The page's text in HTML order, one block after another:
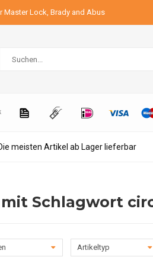
Master Lock, Brady and Abus
meisten Artikel ab Lager lieferbar
Schlagwort
Artikeltyp